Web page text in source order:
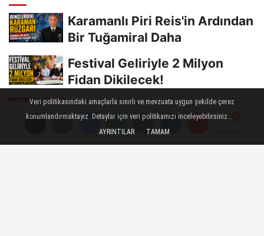
Karamanlı Piri Reis'in Ardından
Bir Tuğamiral Daha
Festival Geliriyle 2 Milyon
Fidan Dikilecek!
Kazanç: ‘Karaman AK Parti İl
Başkanlığı Boş Değil’
Gazeteciler Özen ve Gür,
Veri politikasındaki amaçlarla sınırlı ve mevzuata uygun şekilde çerez
konumlandırmaktayız. Detaylar için veri politikamızı inceleyebilirsiniz...
AYRINTILAR
TAMAM